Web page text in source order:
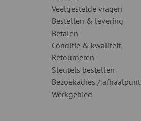
Veelgestelde vragen
Bestellen & levering
Betalen
Conditie & kwaliteit
Retourneren
Sleutels bestellen
Bezoekadres / afhaalpunt
Werkgebied